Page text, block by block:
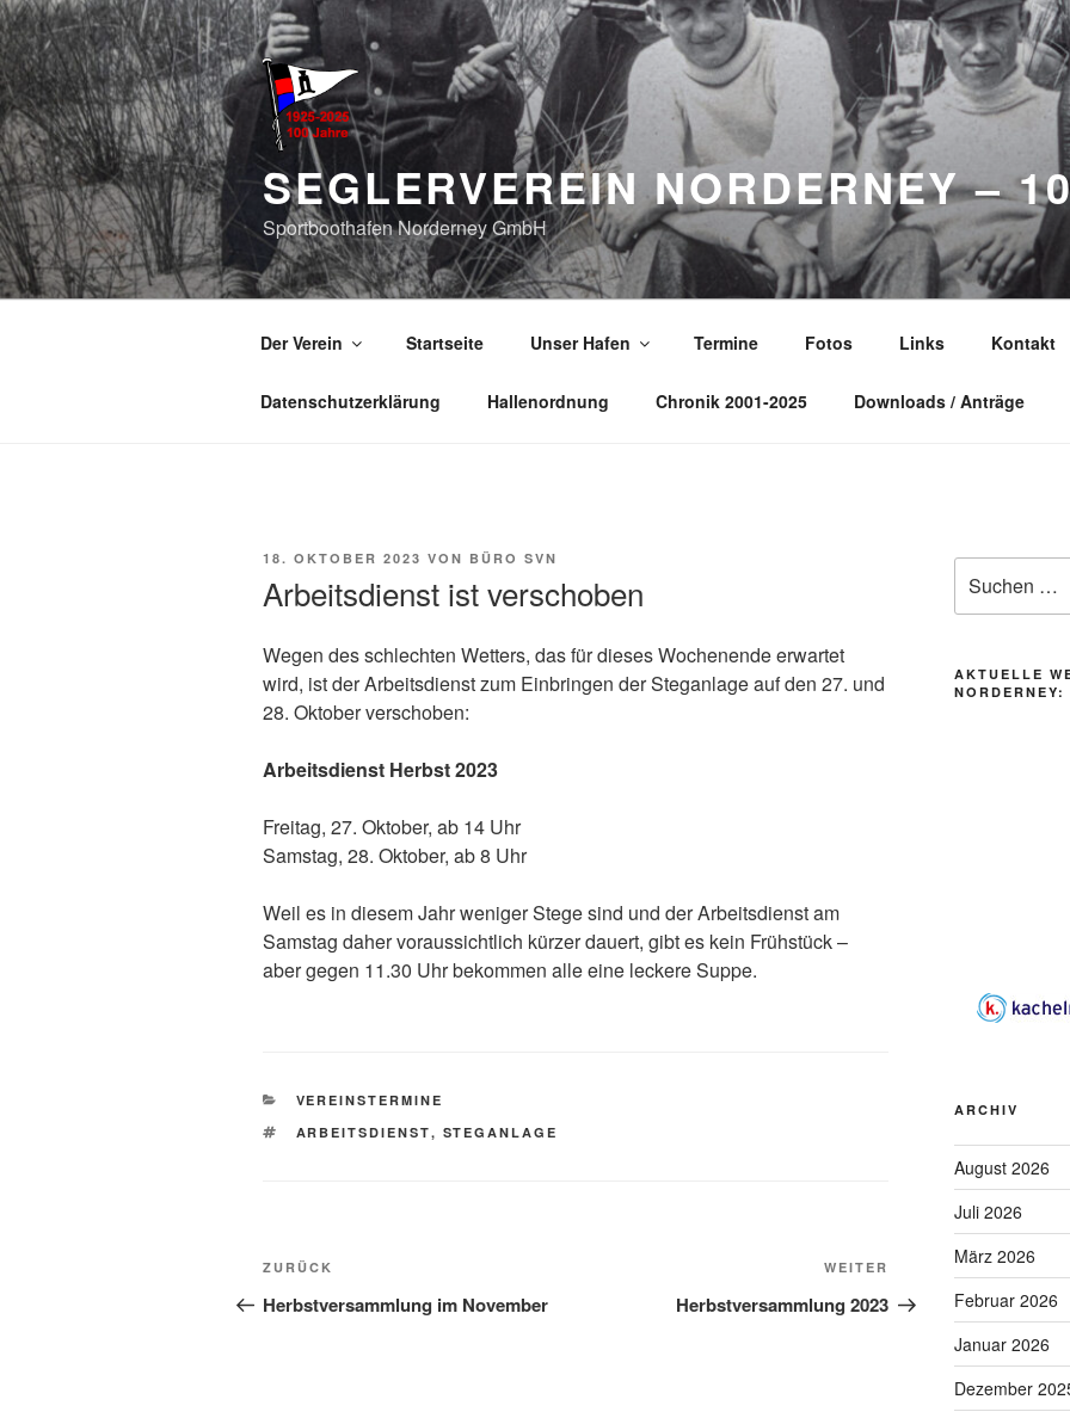
Zum
Inhalt
springen
SEGLERVEREIN NORDERNEY –
Sportboothafen Norderney GmbH
Der Verein Startseite Unser Hafen Termine Fotos Links Kontakt
Datenschutzerklärung Hallenordnung Chronik 2001-2025 Downloads / Anträge
VERÖFFENTLICHT
18. OKTOBER 2023 VON BÜRO SVN
Arbeitsdienst ist verschoben
Wegen des schlechten Wetters, das für dieses Wochenende erwartet
wird, ist der Arbeitsdienst zum Einbringen der Steganlage auf den 27. und
28. Oktober verschoben:
Arbeitsdienst Herbst 2023
Freitag, 27. Oktober, ab 14 Uhr
Samstag, 28. Oktober, ab 8 Uhr
Weil es in diesem Jahr weniger Stege sind und der Arbeitsdienst am
Samstag daher voraussichtlich kürzer dauert, gibt es kein Frühstück –
aber gegen 11.30 Uhr bekommen alle eine leckere Suppe.
KATEGORIEN
VEREINSTERMINE
SCHLAGWÖRTER
ARBEITSDIENST, STEGANLAGE
Beitragsnavigation
Vorheriger
Beitrag
ZURÜCK
Herbstversammlung im November
Nächster
Beitrag
WEITER
Herbstversammlung 2023
nach:
AKTUELLE
NORDERNEY:
ARCHIV
August 2026
Juli 2026
März 2026
Februar 2026
Januar 2026
Dezember